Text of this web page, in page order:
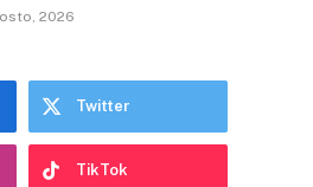
2026
Twitter
TikTok